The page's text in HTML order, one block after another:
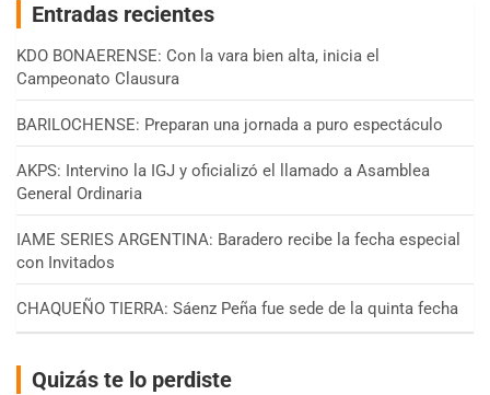
Entradas recientes
KDO BONAERENSE: Con la vara bien alta, inicia el
Campeonato Clausura
BARILOCHENSE: Preparan una jornada a puro espectáculo
AKPS: Intervino la IGJ y oficializó el llamado a Asamblea
General Ordinaria
IAME SERIES ARGENTINA: Baradero recibe la fecha especial
con Invitados
CHAQUEÑO TIERRA: Sáenz Peña fue sede de la quinta fecha
Quizás te lo perdiste